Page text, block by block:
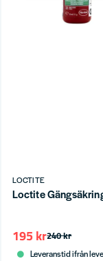
LOCTITE
Loctite
240 kr
195 kr
Leveranstid ifrån